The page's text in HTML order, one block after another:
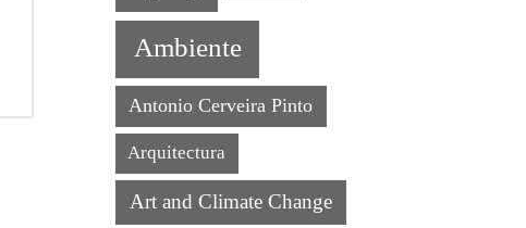
Ambiente
Antonio Cerveira Pinto
Arquitectura
Art and Climate Change